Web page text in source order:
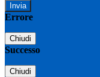
Errore
Chiudi
Successo
Chiudi